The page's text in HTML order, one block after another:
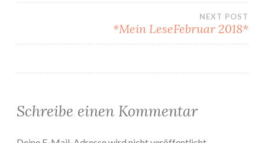
NEXT POST
*Mein LeseFebruar 2018*
Schreibe einen Kommentar